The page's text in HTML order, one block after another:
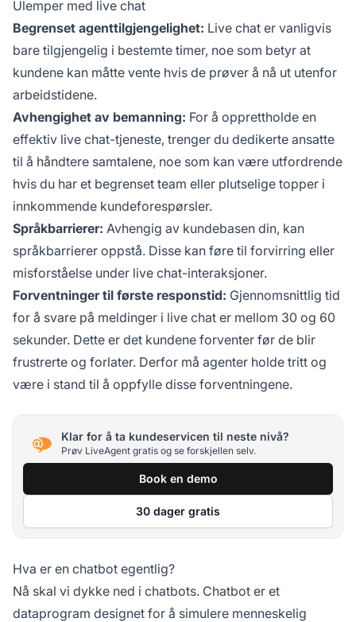
Ulemper med live chat
Begrenset agenttilgjengelighet: Live chat er vanligvis
bare tilgjengelig i bestemte timer, noe som betyr at
kundene kan måtte vente hvis de prøver å nå ut utenfor
arbeidstidene.
Avhengighet av bemanning: For å opprettholde en
effektiv live chat-tjeneste, trenger du dedikerte ansatte
til å håndtere samtalene, noe som kan være utfordrende
hvis du har et begrenset team eller plutselige topper i
innkommende kundeforespørsler.
Språkbarrierer: Avhengig av kundebasen din, kan
språkbarrierer oppstå. Disse kan føre til forvirring eller
misforståelse under live chat-interaksjoner.
Forventninger til første responstid: Gjennomsnittlig tid
for å svare på meldinger i live chat er mellom 30 og 60
sekunder. Dette er det kundene forventer før de blir
frustrerte og forlater. Derfor må agenter holde tritt og
være i stand til å oppfylle disse forventningene.
Klar for å ta kundeservicen til neste nivå?
Prøv LiveAgent gratis og se forskjellen selv.
Book en demo
30 dager gratis
Hva er en chatbot egentlig?
Nå skal vi dykke ned i chatbots. Chatbot er et
dataprogram designet for å simulere menneskelig